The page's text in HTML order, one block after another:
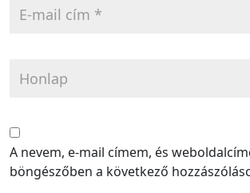
A nevem, e-mail címem, és
böngészőben a következő